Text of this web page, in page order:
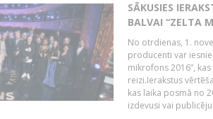
SĀKUSIES
BALVAI “ZELTA
No otrdienas, 1.
producenti var
mikrofons 2016”,
reizi.Ierakstus
kas laika posmā no
izdevusi vai